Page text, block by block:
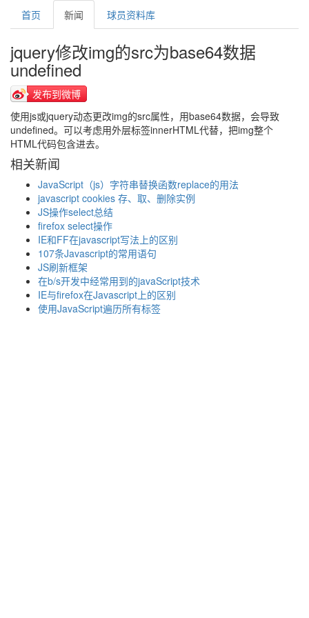
首页 新闻 球员资料库
jquery修改img的src为base64数据
undefined
发布到微博
使用js或jquery动态更改img的src属性，用base64数据，会导致
undefined。可以考虑用外层标签innerHTML代替，把img整个
HTML代码包含进去。
相关新闻
JavaScript（js）字符串替换函数replace的用法
javascript cookies 存、取、删除实例
JS操作select总结
firefox select操作
IE和FF在javascript写法上的区别
107条Javascript的常用语句
JS刷新框架
在b/s开发中经常用到的javaScript技术
IE与firefox在Javascript上的区别
使用JavaScript遍历所有标签